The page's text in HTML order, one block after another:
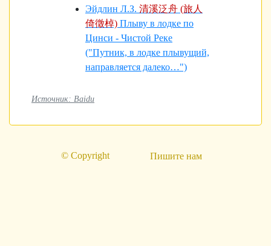
Эйдлин Л.З. 清溪泛舟 (旅人
倚徵棹) Плыву в лодке по
Цинси - Чистой Реке
("Путник, в лодке плывущий,
направляется далеко…")
Источник: Baidu
© Copyright Пишите нам